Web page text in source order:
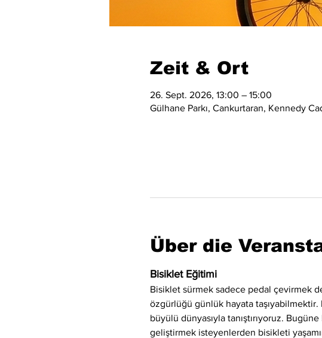
Zeit & Ort
26. Sept. 2026, 13:00 – 15:00
Gülhane Parkı, Cankurtaran, Kennedy
Über die
Bisiklet Eğitimi
Bisiklet sürmek sadece pedal çevirmek
özgürlüğü günlük hayata taşıyabilmektir.
büyülü dünyasıyla tanıştırıyoruz.
geliştirmek isteyenlerden bisikleti